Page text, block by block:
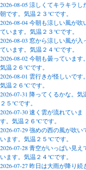
2026-08-05 涼しくてキラキラし
朝です。気温２３℃です。
2026-08-04 今朝も涼しい風が吹
ています。気温２３℃です。
2026-08-03 窓から涼しい風が入
ています。気温２４℃です。
2026-08-02 今朝も曇っています。
気温２６℃です。
2026-08-01 雲行きが怪しいです。
気温２６℃です。
2026-07-31 降ってくるかな。気
２５℃です。
2026-07-30 速く雲が流れていま
す。気温２６℃です。
2026-07-29 強めの西の風が吹い
います。気温２５℃です。
2026-07-28 青空がいっぱい見え
います。気温２４℃です。
2026-07-27 昨日は大雨が降り続